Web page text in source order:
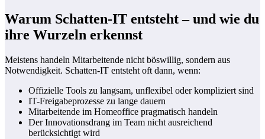
Warum Schatten-IT entsteht – und wie du
ihre Wurzeln erkennst
Meistens handeln Mitarbeitende nicht böswillig, sondern aus
Notwendigkeit. Schatten-IT entsteht oft dann, wenn:
Offizielle Tools zu langsam, unflexibel oder kompliziert sind
IT-Freigabeprozesse zu lange dauern
Mitarbeitende im Homeoffice pragmatisch handeln
Der Innovationsdrang im Team nicht ausreichend
berücksichtigt wird